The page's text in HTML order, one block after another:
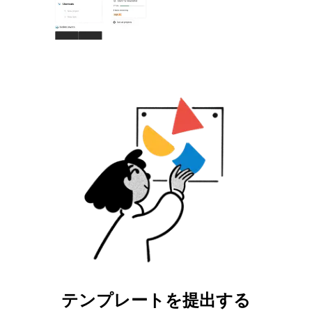
テンプレートを提出する